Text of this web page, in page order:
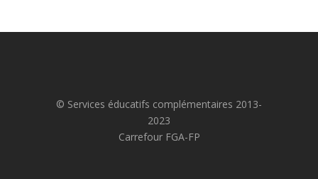
© Services éducatifs complémentaires 2013-
2023
Carrefour FGA-FP